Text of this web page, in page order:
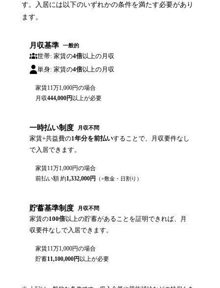
す。入居には以下のいずれかの条件を満たす必要があり
ます。
月収基準 一般的
世帯: 家賃の4倍以上の月収
単身: 家賃の4倍以上の月収
家賃11万1,000円の場合
月収444,000円以上が必要
一時払い制度 月収不問
家賃+共益費の1年分を前払いすることで、月収要件なし
で入居できます。
家賃11万1,000円の場合
前払い額 約1,332,000円 （+敷金・日割り）
貯蓄基準制度 月収不問
家賃の100倍以上の貯蓄があることを証明できれば、月
収要件なしで入居できます。
家賃11万1,000円の場合
貯蓄11,100,000円以上が必要